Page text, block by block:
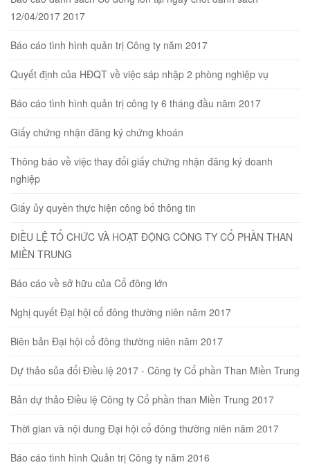
12/04/2017 2017
Báo cáo tình hình quản trị Công ty năm 2017
Quyết định của HĐQT về việc sáp nhập 2 phòng nghiệp vụ
Báo cáo tình hình quản trị công ty 6 tháng đầu năm 2017
Giấy chứng nhận đăng ký chứng khoán
Thông báo về việc thay đổi giấy chứng nhận đăng ký doanh
nghiệp
Giấy ủy quyền thực hiện công bố thông tin
ĐIỀU LỆ TỔ CHỨC VÀ HOẠT ĐỘNG CÔNG TY CỔ PHẦN THAN
MIỀN TRUNG
Báo cáo về sở hữu của Cổ đông lớn
Nghị quyết Đại hội cổ đông thường niên năm 2017
Biên bản Đại hội cổ đông thường niên năm 2017
Dự thảo sủa đổi Điều lệ 2017 - Công ty Cổ phần Than Miền Trung
Bản dự thảo Điều lệ Công ty Cổ phần than Miền Trung 2017
Thời gian và nội dung Đại hội cổ đông thường niên năm 2017
Báo cáo tình hình Quản trị Công ty năm 2016